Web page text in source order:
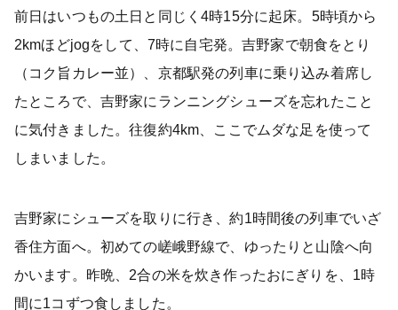
前日はいつもの土日と同じく4時15分に起床。5時頃から
2kmほどjogをして、7時に自宅発。吉野家で朝食をとり
（コク旨カレー並）、京都駅発の列車に乗り込み着席し
たところで、吉野家にランニングシューズを忘れたこと
に気付きました。往復約4km、ここでムダな足を使って
しまいました。
吉野家にシューズを取りに行き、約1時間後の列車でいざ
香住方面へ。初めての嵯峨野線で、ゆったりと山陰へ向
かいます。昨晩、2合の米を炊き作ったおにぎりを、1時
間に1コずつ食しました。